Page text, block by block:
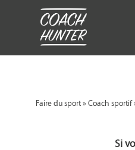
Faire du sport»Coach sportif
Si